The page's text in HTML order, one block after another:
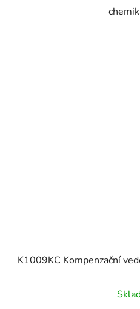
K1009KC Kompenzační